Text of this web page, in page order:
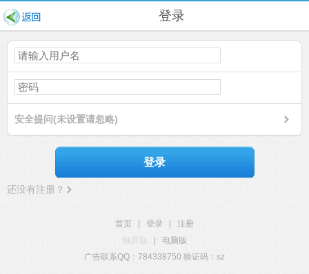
登录
安全提问(未设置请忽略)
登录
还没有注册？
首页 登录
注册
触屏版
电脑版
广告联系QQ：784338750 验证码：sz